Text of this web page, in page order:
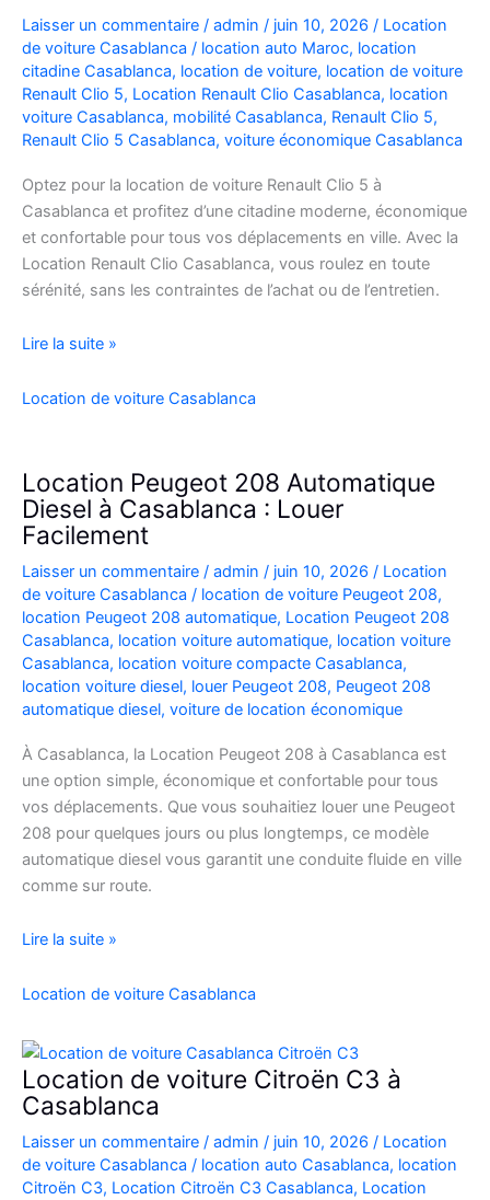
Voiture
Casablanca
Laisser un commentaire / admin / juin 10, 2026 / Location
de voiture Casablanca / location auto Maroc, location
citadine Casablanca, location de voiture, location de voiture
Renault Clio 5, Location Renault Clio Casablanca, location
voiture Casablanca, mobilité Casablanca, Renault Clio 5,
Renault Clio 5 Casablanca, voiture économique Casablanca
Optez pour la location de voiture Renault Clio 5 à
Casablanca et profitez d’une citadine moderne, économique
et confortable pour tous vos déplacements en ville. Avec la
Location Renault Clio Casablanca, vous roulez en toute
sérénité, sans les contraintes de l’achat ou de l’entretien.
Location
Voiture
5
à
Casablanca
Lire la suite »
Location de voiture Casablanca
Location Peugeot 208 Automatique
Diesel à Casablanca : Louer
Facilement
Laisser un commentaire / admin / juin 10, 2026 / Location
de voiture Casablanca / location de voiture Peugeot 208,
location Peugeot 208 automatique, Location Peugeot 208
Casablanca, location voiture automatique, location voiture
Casablanca, location voiture compacte Casablanca,
location voiture diesel, louer Peugeot 208, Peugeot 208
automatique diesel, voiture de location économique
À Casablanca, la Location Peugeot 208 à Casablanca est
une option simple, économique et confortable pour tous
vos déplacements. Que vous souhaitiez louer une Peugeot
208 pour quelques jours ou plus longtemps, ce modèle
automatique diesel vous garantit une conduite fluide en ville
comme sur route.
Location
208
Diesel
à
Casablanca
Louer
Facilement
Lire la suite »
Location de voiture Casablanca
Location de voiture Citroën C3 à
Casablanca
Laisser un commentaire / admin / juin 10, 2026 / Location
de voiture Casablanca / location auto Casablanca, location
Citroën C3, Location Citroën C3 Casablanca, Location